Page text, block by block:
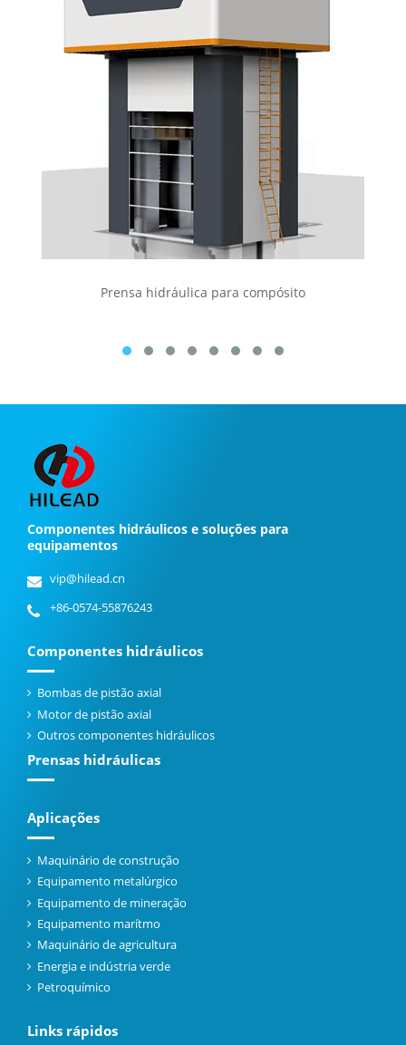
Prensa hidráulica para compósito
Componentes hidráulicos e soluções para
equipamentos
vip@hilead.cn
+86-0574-55876243
Componentes hidráulicos
Bombas de pistão axial
Motor de pistão axial
Outros componentes hidráulicos
Prensas hidráulicas
Aplicações
Maquinário de construção
Equipamento metalúrgico
Equipamento de mineração
Equipamento marítmo
Maquinário de agricultura
Energia e indústria verde
Petroquímico
Links rápidos